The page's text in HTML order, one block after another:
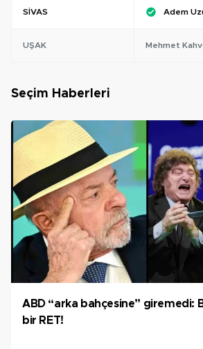
SIVAS Adem
UŞAK Mehmet
Seçim Haberleri
ABD “arka bahçesine” giremedi:
bir RET!